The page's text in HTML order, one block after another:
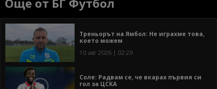
Още от БГ Футбол
Треньорът на Ямбол: Не играхме това,
което можем
10 авг 2026 | 02:29
Соле: Радвам се, че вкарах първия си
гол за ЦСКА